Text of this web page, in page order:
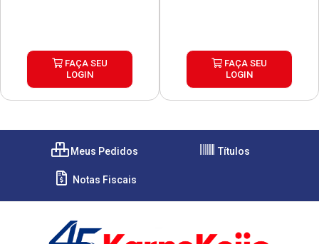
FAÇA SEU
LOGIN
FAÇA SEU
LOGIN
Meus Pedidos Títulos
Notas Fiscais